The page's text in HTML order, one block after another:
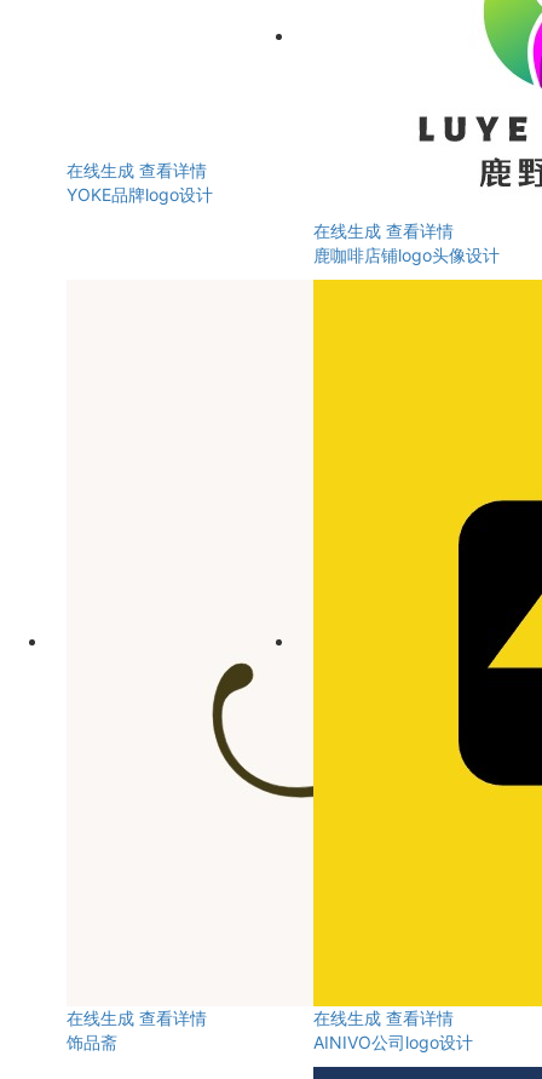
在线生成 查看详情
YOKE品牌logo设计
在线生成 查看详情
鹿咖啡店铺logo头像设计
在线生成 查看详情
饰品斋
在线生成 查看详情
AINIVO公司logo设计